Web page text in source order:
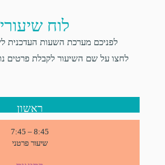
לוח
לפניכם מערכת השעות העדכנית
לחצו על שם השיעור לקבלת פרטים
ראשון
7:45 – 8:45
שיעור פרטני